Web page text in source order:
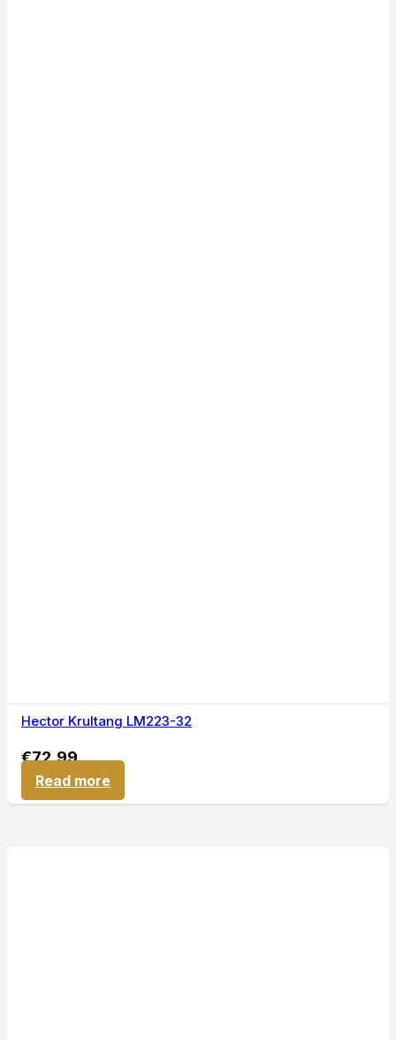
Hector Krultang LM223-32
€72,99
Read more